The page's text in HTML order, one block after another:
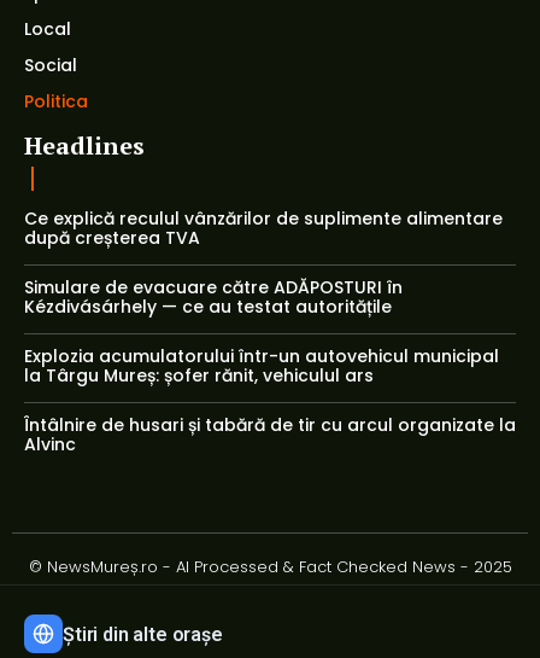
Local
Social
Politica
Headlines
Ce explică reculul vânzărilor de suplimente alimentare
după creșterea TVA
Simulare de evacuare către ADĂPOSTURI în
Kézdivásárhely — ce au testat autoritățile
Explozia acumulatorului într-un autovehicul municipal
la Târgu Mureș: șofer rănit, vehiculul ars
Întâlnire de husari și tabără de tir cu arcul organizate la
Alvinc
© NewsMureș.ro - AI Processed & Fact Checked News - 2025
Știri din alte orașe